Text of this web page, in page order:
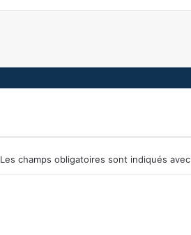
Les champs obligatoires sont indiqués avec